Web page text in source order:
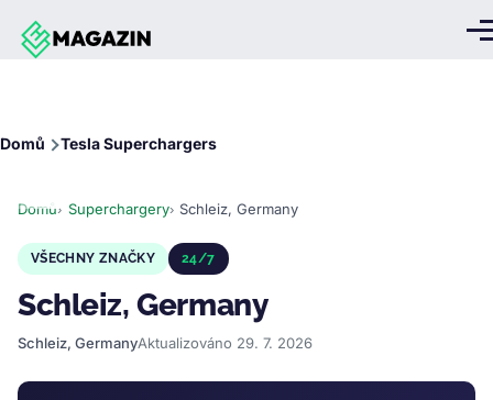
Přejít k hlavnímu obsahu
Domů Tesla Superchargers
Domů Superchargery Schleiz, Germany
VŠECHNY ZNAČKY 24/7
Schleiz, Germany
Schleiz, GermanyAktualizováno 29. 7. 2026